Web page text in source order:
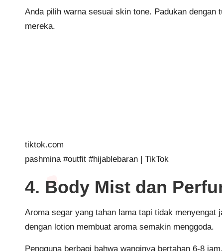
Anda pilih warna sesuai skin tone. Padukan
mereka.
tiktok.com
pashmina #outfit #hijablebaran | TikTok
4. Body Mist dan
Aroma segar yang tahan lama tapi tidak
dengan lotion membuat aroma semakin menggoda.
Pengguna berbagi bahwa wanginya bertahan 6-8